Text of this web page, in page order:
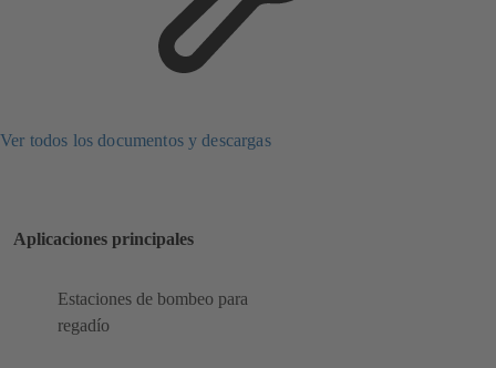
Ver todos los documentos y descargas
Aplicaciones principales
Estaciones de bombeo para
regadío